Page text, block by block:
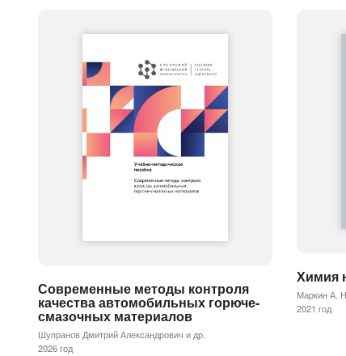
Современные методы контроля
качества автомобильных горюче-
смазочных материалов
Шупранов Дмитрий Александрович и др.
2026 год
Химия
Маркин А. Н.
2021 год